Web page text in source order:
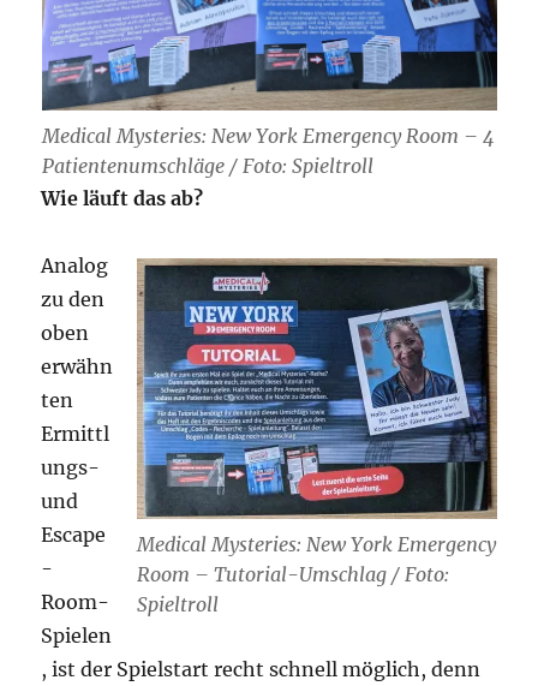
Medical Mysteries: New York Emergency Room – 4
Patientenumschläge / Foto: Spieltroll
Wie läuft das ab?
Medical Mysteries: New York Emergency
Room – Tutorial-Umschlag / Foto:
Spieltroll
Analog
zu den
oben
erwähn
ten
Ermittl
ungs-
und
Escape
-
Room-
Spielen
, ist der Spielstart recht schnell möglich, denn